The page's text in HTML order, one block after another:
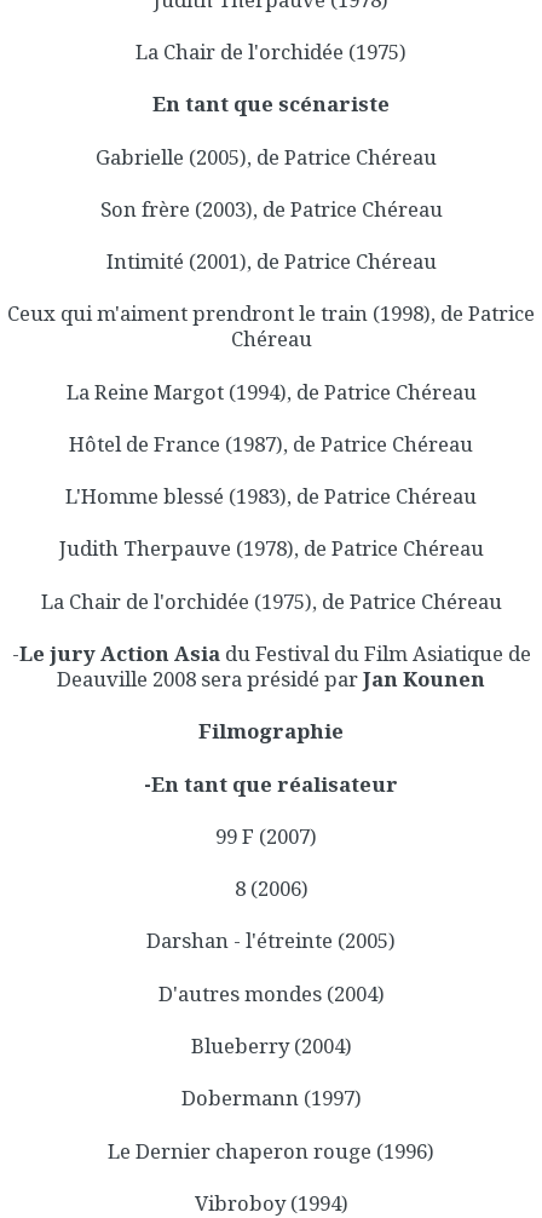
La Chair de l'orchidée (1975)
En tant que scénariste
Gabrielle (2005), de Patrice Chéreau
Son frère (2003), de Patrice Chéreau
Intimité (2001), de Patrice Chéreau
Ceux qui m'aiment prendront le train (1998), de Patrice
Chéreau
La Reine Margot (1994), de Patrice Chéreau
Hôtel de France (1987), de Patrice Chéreau
L'Homme blessé (1983), de Patrice Chéreau
Judith Therpauve (1978), de Patrice Chéreau
La Chair de l'orchidée (1975), de Patrice Chéreau
-Le jury Action Asiadu Festival du Film Asiatique de
Deauville 2008 sera présidé parJan Kounen
Filmographie
-En tant que réalisateur
99 F (2007)
8 (2006)
Darshan - l'étreinte (2005)
D'autres mondes (2004)
Blueberry (2004)
Dobermann (1997)
Le Dernier chaperon rouge (1996)
Vibroboy (1994)